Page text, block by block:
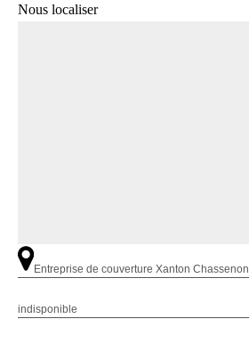
Nous localiser
Entreprise de couverture Xanton Chassenon
indisponible